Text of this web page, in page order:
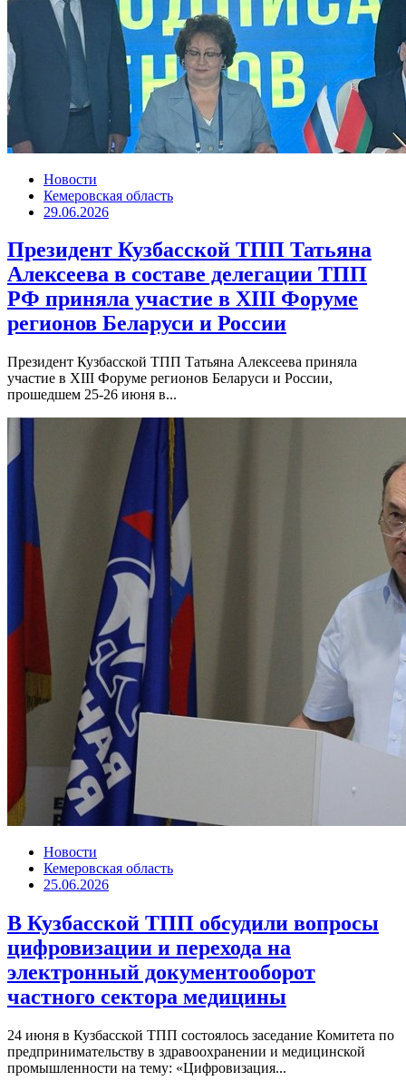
Новости
Кемеровская область
29.06.2026
Президент Кузбасской ТПП Татьяна
Алексеева в составе делегации ТПП
РФ приняла участие в XIII Форуме
регионов Беларуси и России
Президент Кузбасской ТПП Татьяна Алексеева приняла
участие в XIII Форуме регионов Беларуси и России,
прошедшем 25-26 июня в...
Новости
Кемеровская область
25.06.2026
В Кузбасской ТПП обсудили вопросы
цифровизации и перехода на
электронный документооборот
частного сектора медицины
24 июня в Кузбасской ТПП состоялось заседание Комитета по
предпринимательству в здравоохранении и медицинской
промышленности на тему: «Цифровизация...